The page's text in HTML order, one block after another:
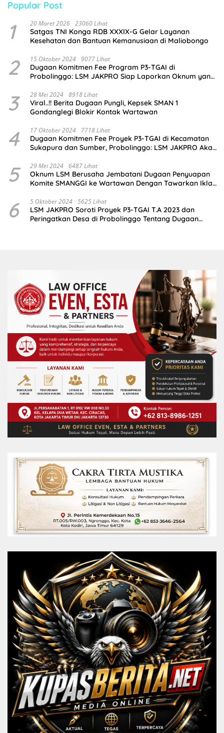
Popular Post
1 20 Maret 2026 23060 Lihat
Satgas TNI Konga RDB XXXIX-G Gelar Layanan
Kesehatan dan Bantuan Kemanusiaan di Maliobongo
2 15 Oktober 2024 9077 Lihat
Dugaan Komitmen Fee Program P3-TGAI di
Probolinggo: LSM JAKPRO Siap Laporkan Oknum yang
3 28 Mei 2024 8918 Lihat
Viral..!! Berita Dugaan Pungli, Kepsek SMAN 1
Gondanglegi Blokir Kontak Wartawan
4 17 Oktober 2024 7718 Lihat
Dugaan Komitmen Fee Proyek P3-TGAI di Kecamatan
Sukapura dan Sumber, Probolinggo: LSM JAKPRO Akan
5 29 Mei 2024 6487 Lihat
Oknum LSM Berusaha Jembatani Dugaan Penyuapan
Komite SMANGGI ke Wartawan Dengan Tawarkan Iklan
6 5 Oktober 2024 5625 Lihat
LSM JAKPRO Soroti Proyek P3-TGAI T.A 2023 dan
Peringatkan Desa di Probolinggo Tentang Dugaan